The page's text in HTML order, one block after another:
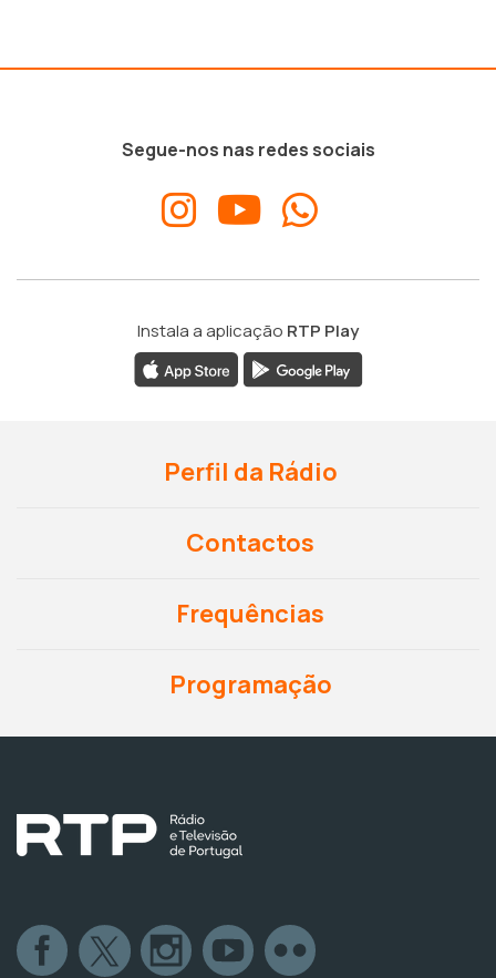
Segue-nos nas redes sociais
Instala a aplicação RTP Play
Perfil da Rádio
Contactos
Frequências
Programação